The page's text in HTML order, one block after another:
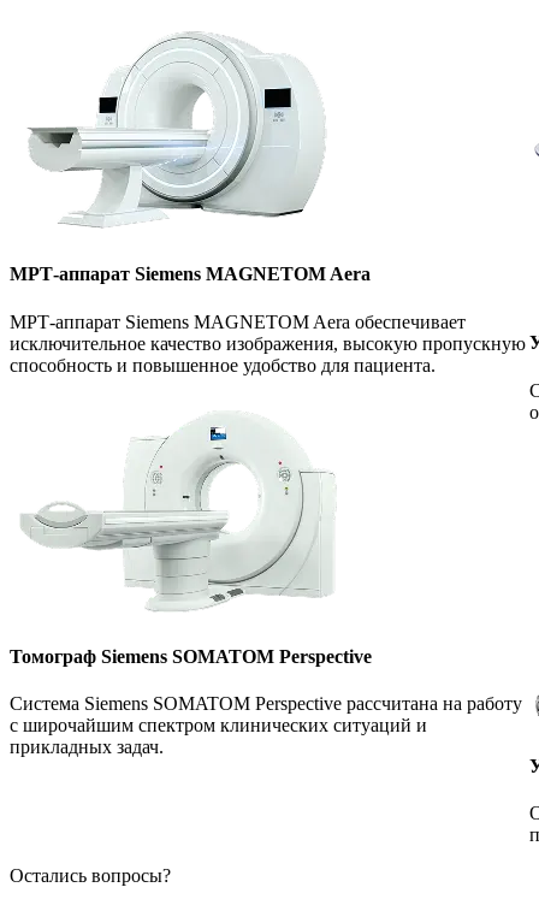
МРТ-аппарат Siemens MAGNETOM Aera
МРТ-аппарат Siemens MAGNETOM Aera обеспечивает
исключительное качество изображения, высокую пропускную
способность и повышенное удобство для пациента.
Томограф Siemens SOMATOM Perspective
Система Siemens SOMATOM Perspective рассчитана на работу
с широчайшим спектром клинических ситуаций и
прикладных задач.
Остались вопросы?